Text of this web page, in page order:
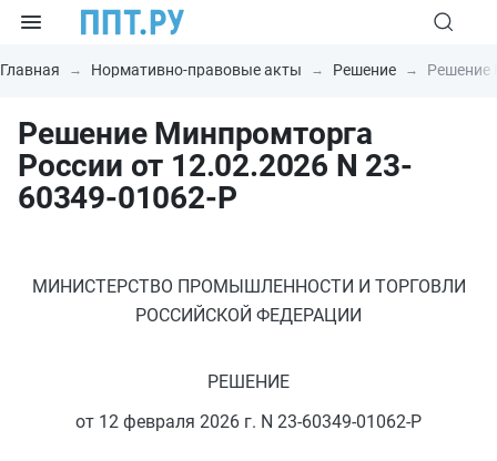
Главная Нормативно-правовые акты Решение Решение
Решение Минпромторга
России от 12.02.2026 N 23-
60349-01062-Р
МИНИСТЕРСТВО ПРОМЫШЛЕННОСТИ И ТОРГОВЛИ
РОССИЙСКОЙ ФЕДЕРАЦИИ
РЕШЕНИЕ
от 12 февраля 2026 г. N 23-60349-01062-Р